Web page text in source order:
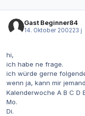
Gast Beginner84
14. Oktober 200223 j
hi,
ich habe ne frage.
ich würde gerne
wenn ja, kann mir
Kalenderwoche A B C D
Mo.
Di.